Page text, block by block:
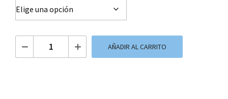
Caja de Cartón 50x40x40 cm cantidad
AÑADIR AL CARRITO